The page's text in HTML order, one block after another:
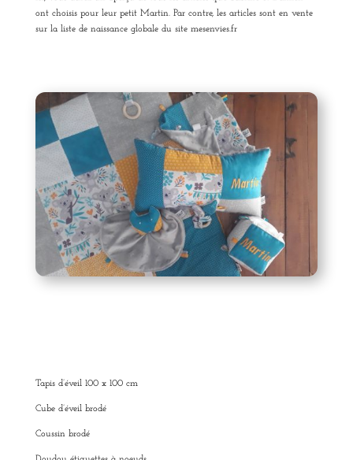
ont choisis pour leur petit Martin. Par contre, les articles sont en vente
sur la liste de naissance globale du site mesenvies.fr
Tapis d’éveil 100 x 100 cm
Cube d’éveil brodé
Coussin brodé